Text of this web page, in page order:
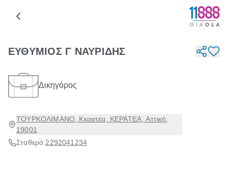
ΕΥΘΥΜΙΟΣ Γ ΝΑΥΡΙΔΗΣ
Δικηγόρος
ΤΟΥΡΚΟΛΙΜΑΝΟ, Κερατέα, ΚΕΡΑΤΕΑ, Αττική,
19001
Σταθερό:2292041234